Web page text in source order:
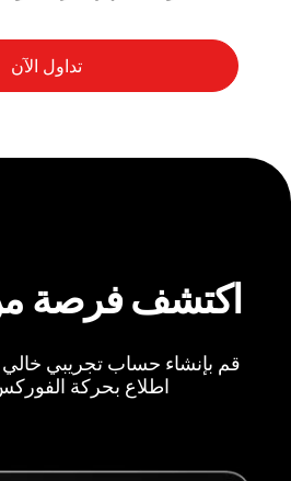
اكتشف فرصة
قم بإنشاء حساب تجريبي
اطلاع بحركة